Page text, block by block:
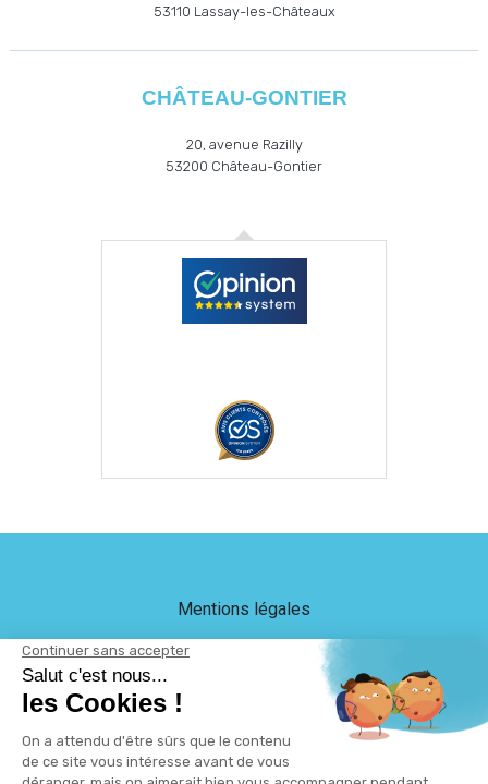
53110 Lassay-les-Châteaux
CHÂTEAU-GONTIER
20, avenue Razilly
53200 Château-Gontier
Mentions légales
LEB Communication